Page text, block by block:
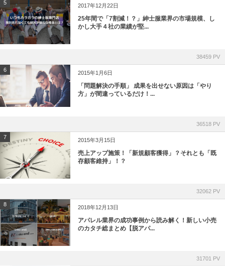
5 2017年12月22日
25年間で「7割減！？」紳士服業界の市場規模、し
かし大手４社の業績が堅...
38459 PV
6 2015年1月6日
「問題解決の手順」 成果を出せない原因は「やり
方」が間違っているだけ！...
36518 PV
7 2015年3月15日
売上アップ施策！「新規顧客獲得」？それとも「既
存顧客維持」！？
32062 PV
8 2018年12月13日
アパレル業界の成功事例から読み解く！新しい小売
のカタチ総まとめ【脱アパ...
31701 PV